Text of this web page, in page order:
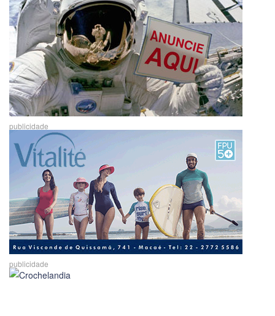
publicidade
publicidade